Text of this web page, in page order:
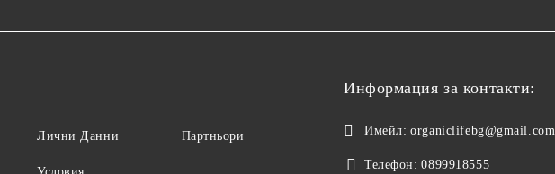
Лични Данни
Условия
Партньори
Информация за контакти:
Имейл: organiclifebg@gmail.com
Телефон: 0899918555